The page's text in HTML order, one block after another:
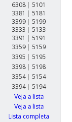
6308 | 5101
3381 | 5181
3399 | 5199
3333 | 5133
3391 | 5191
3359 | 5159
3395 | 5195
3398 | 5198
3354 | 5154
3394 | 5194
Veja a lista
Veja a lista
Lista completa